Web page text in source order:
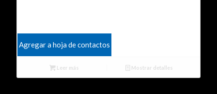
Agregar a hoja de contactos
Leer más Mostrar detalles